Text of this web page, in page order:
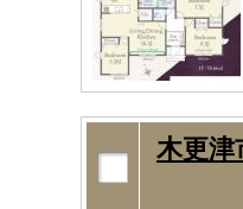
木更津